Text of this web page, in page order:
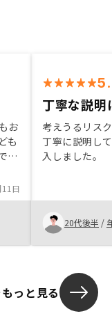
お
も
も
日
丁寧な説明
考えうるリス
丁寧に説明し
入しました。
20代後半 /
っと見る